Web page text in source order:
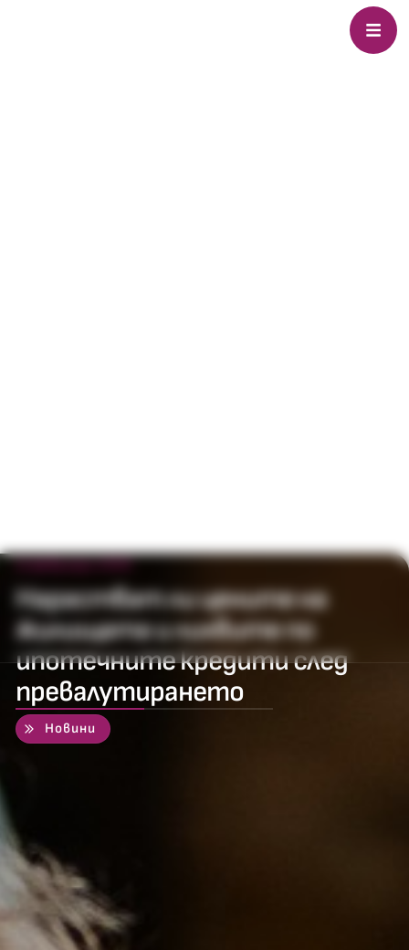
11 февруари 2026
Нарастват ли цените на
жилищата и лихвите по
ипотечните кредити след
превалутирането
50%
Новини